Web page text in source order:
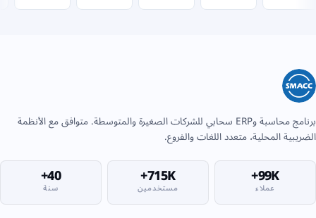
برنامج محاسبة وERP سحابي للشركات الصغيرة والمتوسطة. متوافق مع الأنظمة
الضريبية المحلية، متعدد اللغات والفروع.
99K+
عملاء 715K+
مستخدمين 40+
سنة